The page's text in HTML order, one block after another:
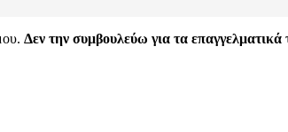
Δεν την συμβουλεύω για τα επαγγελματικά